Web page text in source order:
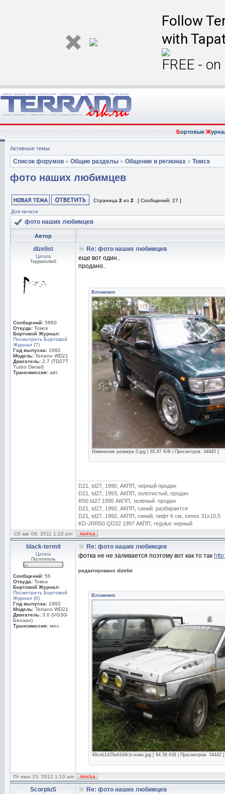
Follow
with
FREE -
БортовыеЖ
Активные темы
Список форумов » Общие разделы » Общение в регионах » Томск
фото наших любимцев
Страница 2 из 2
[ Сообщений: 27 ]
Для печати
фото наших любимцев
Автор
dizelist
Цитата
Терранолюб
Сообщений: 5860
Откуда: Томск
Бортовой Журнал:
Посмотреть Бортовой
Журнал (7)
Год выпуска: 1992
Модель: Terrano WD21
Двигатель: 2.7 (TD27T
Turbo Diesel)
Трансмиссия: авт.
Re: фото наших любимцев
еще вот один..
продано..
Вложения:
Изменение размера 0.jpg [ 65.87 KIB | Просмотров: 34945 ]
D21, td27, 1990, АКПП, черный продан
D21, td27, 1993, АКПП, золотистый, продан
R50 td27 1995 АКПП, зеленый. продан
D21, td27, 1992, АКПП, синий. разбирается
D21, td27, 1992, АКПП, синий, лифт 6 см, simex 31x10,5
KD-JRR50 QD32 1997 АКПП, regulus черный
Сб авг 06, 2011 1:22 pm
black-termit
Цитата
Посетитель
Сообщений: 56
Откуда: Томск
Бортовой Журнал:
Посмотреть Бортовой
Журнал (0)
Год выпуска: 1993
Модель: Terrano WD21
Двигатель: 3.0 (VG30i
Бензин)
Трансмиссия: мех.
Re: фото наших любимцев
фотка не не заливается поэтому вот как то так
редактировано dizelist
Вложения:
48ceb1425e61b8cb-main.jpg [ 64.58 KIB | Просмотров: 34442 ]
Пт июн 15, 2012 1:10 am
ScorpiuS Re: фото наших любимцев